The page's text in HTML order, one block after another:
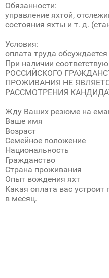
Обязанности:
управление яхтой,
состояния яхты и т. д.
Условия:
оплата труда
При наличии
РОССИЙСКОГО
ПРОЖИВАНИЯ НЕ
РАССМОТРЕНИЯ
Жду Ваших резюме на
Ваше имя
Возраст
Семейное положение
Национальность
Гражданство
Страна проживания
Опыт вождения яхт
Какая оплата вас устроит
в месяц.